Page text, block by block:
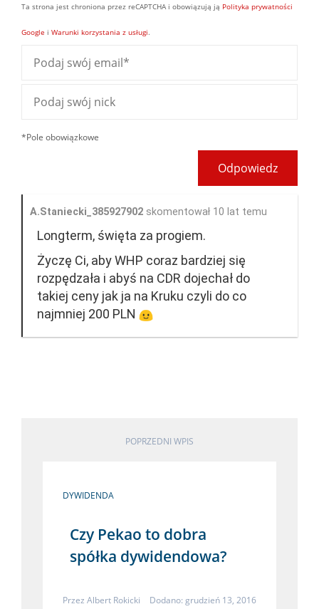
Ta strona jest chroniona przez reCAPTCHA i obowiązują ją Polityka prywatności
Google i Warunki korzystania z usługi.
*Pole obowiązkowe
Odpowiedz
A.Staniecki_385927902 skomentował 10 lat temu
Longterm, święta za progiem.
Życzę Ci, aby WHP coraz bardziej się
rozpędzała i abyś na CDR dojechał do
takiej ceny jak ja na Kruku czyli do co
najmniej 200 PLN
POPRZEDNI WPIS
DYWIDENDA
Czy Pekao to dobra
spółka dywidendowa?
Przez Albert Rokicki Dodano: grudzień 13, 2016